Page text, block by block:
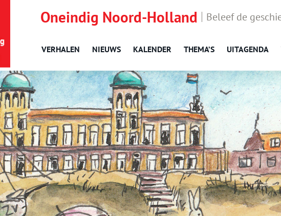
Oneindig Noord-Holland Beleef de
VERHALEN NIEUWS KALENDER THEMA’S UITAGENDA